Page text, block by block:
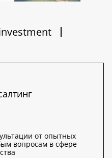
от опытных
вопросам в сфере